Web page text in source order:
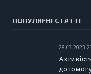
ПОПУЛЯРНІ СТАТТІ
28.03.2023
допомогу